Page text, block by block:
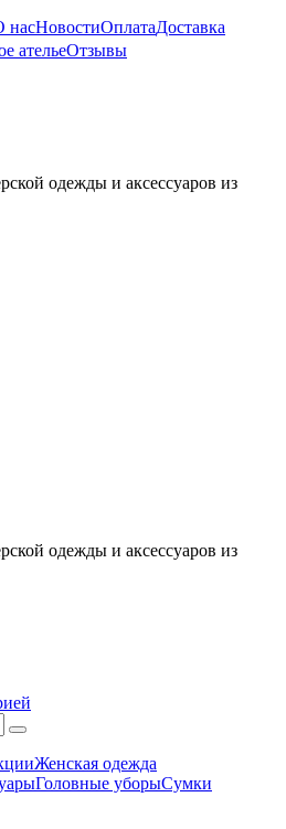
насНовостиОплатаДоставка
ательеОтзывы
одежды и аксессуаров из
одежды и аксессуаров из
Женская одежда
Головные уборыСумки